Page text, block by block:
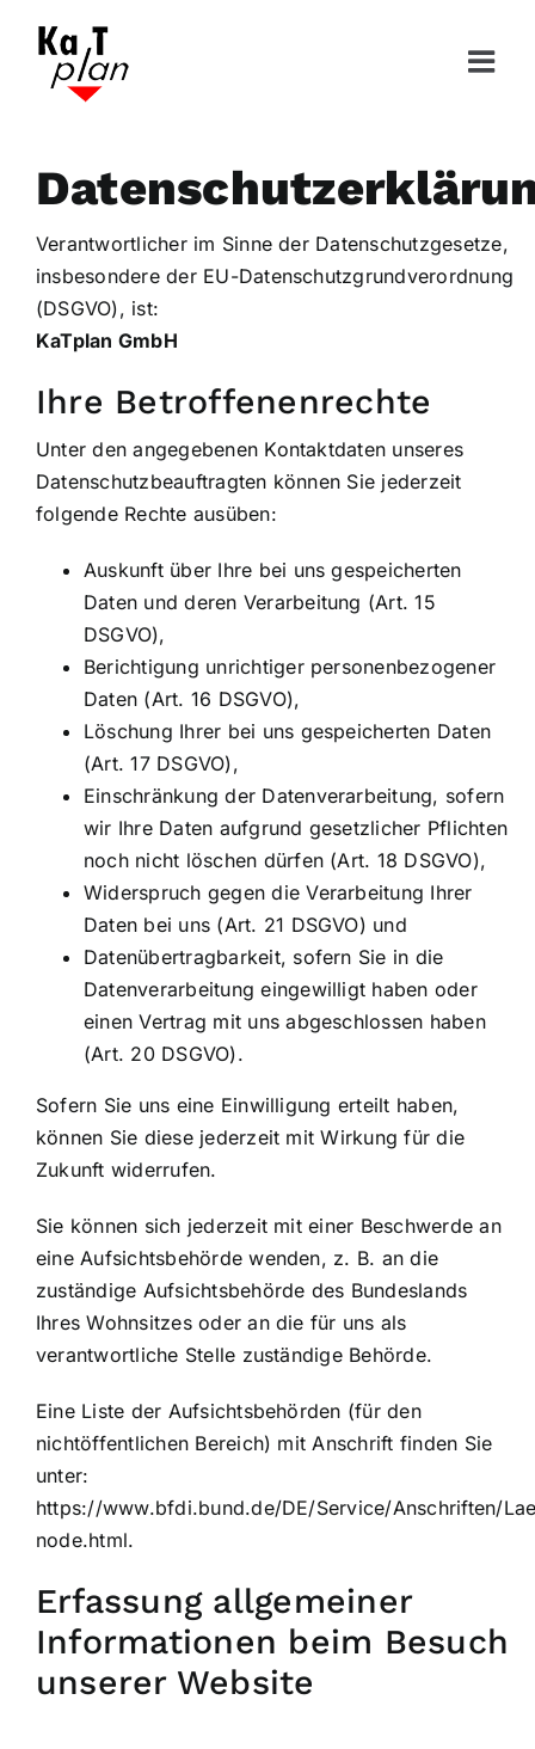
Inhalt
springen
Verantwortlicher im Sinne der Datenschutzgesetze,
insbesondere der EU-Datenschutzgrundverordnung
(DSGVO), ist:
KaTplan GmbH
Ihre Betroffenenrechte
Unter den angegebenen Kontaktdaten unseres
Datenschutzbeauftragten können Sie jederzeit
folgende Rechte ausüben:
Auskunft über Ihre bei uns gespeicherten
Daten und deren Verarbeitung (Art. 15
DSGVO),
Berichtigung unrichtiger personenbezogener
Daten (Art. 16 DSGVO),
Löschung Ihrer bei uns gespeicherten Daten
(Art. 17 DSGVO),
Einschränkung der Datenverarbeitung, sofern
wir Ihre Daten aufgrund gesetzlicher Pflichten
noch nicht löschen dürfen (Art. 18 DSGVO),
Widerspruch gegen die Verarbeitung Ihrer
Daten bei uns (Art. 21 DSGVO) und
Datenübertragbarkeit, sofern Sie in die
Datenverarbeitung eingewilligt haben oder
einen Vertrag mit uns abgeschlossen haben
(Art. 20 DSGVO).
Sofern Sie uns eine Einwilligung erteilt haben,
können Sie diese jederzeit mit Wirkung für die
Zukunft widerrufen.
Sie können sich jederzeit mit einer Beschwerde an
eine Aufsichtsbehörde wenden, z. B. an die
zuständige Aufsichtsbehörde des Bundeslands
Ihres Wohnsitzes oder an die für uns als
verantwortliche Stelle zuständige Behörde.
Eine Liste der Aufsichtsbehörden (für den
nichtöffentlichen Bereich) mit Anschrift finden Sie
unter:
https://www.bfdi.bund.de/DE/Service/Anschriften/
node.html.
Erfassung allgemeiner
Informationen beim Besuch
unserer Website